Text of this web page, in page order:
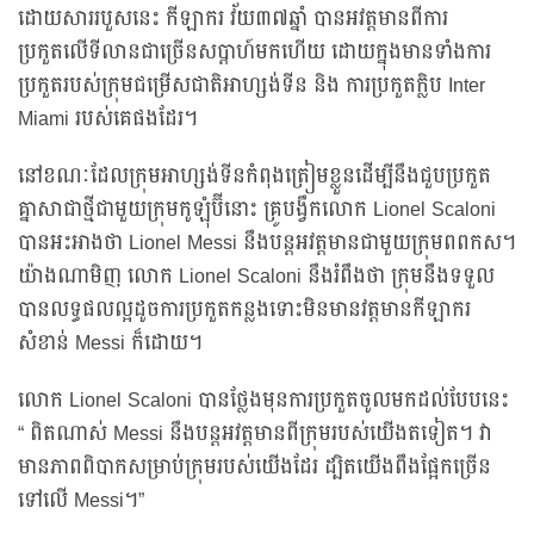
ដោយសាររបួសនេះ កីឡាករ វ័យ៣៧ឆ្នាំ បានអវត្តមានពីការ
ប្រកួតលើទីលានជាច្រើនសប្តាហ៍មកហើយ ដោយក្នុងមានទាំងការ
ប្រកួតរបស់ក្រុមជម្រើសជាតិអាហ្សង់ទីន និង ការប្រកួតក្លិប Inter
Miami របស់គេផងដែរ។
នៅខណៈដែលក្រុមអាហ្សង់ទីនកំពុងត្រៀមខ្លួនដើម្បីនឹងជួបប្រកួត
គ្នាសាជាថ្មីជាមួយក្រុមកូឡុំប៊ីនោះ គ្រូបង្វឹកលោក Lionel Scaloni
បានអះអាងថា Lionel Messi នឹងបន្តអវត្តមានជាមួយក្រុមពពកស។
យ៉ាងណាមិញ លោក Lionel Scaloni នឹងរំពឹងថា ក្រុមនឹងទទួល
បានលទ្ធផលល្អដូចការប្រកួតកន្លងទោះមិនមានវត្តមានកីឡាករ
សំខាន់ Messi ក៏ដោយ។
លោក Lionel Scaloni បានថ្លែងមុនការប្រកួតចូលមកដល់បែបនេះ
“ ពិតណាស់ Messi នឹងបន្តអវត្តមានពីក្រុមរបស់យើងតទៀត។ វា
មានភាពពិបាកសម្រាប់ក្រុមរបស់យើងដែរ ដ្បិតយើងពឹងផ្អែកច្រើន
ទៅលើ Messi។”